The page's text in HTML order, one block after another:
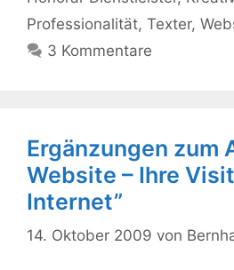
Professionalität, Texter,
3 Kommentare
Ergänzungen zum
Website – Ihre
Internet”
14. Oktober 2009 von